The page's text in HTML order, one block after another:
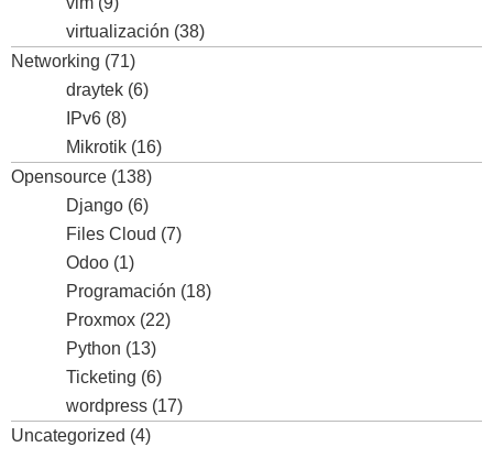
virtualización (38)
Networking (71)
draytek (6)
IPv6 (8)
Mikrotik (16)
Opensource (138)
Django (6)
Files Cloud (7)
Odoo (1)
Programación (18)
Proxmox (22)
Python (13)
Ticketing (6)
wordpress (17)
Uncategorized (4)